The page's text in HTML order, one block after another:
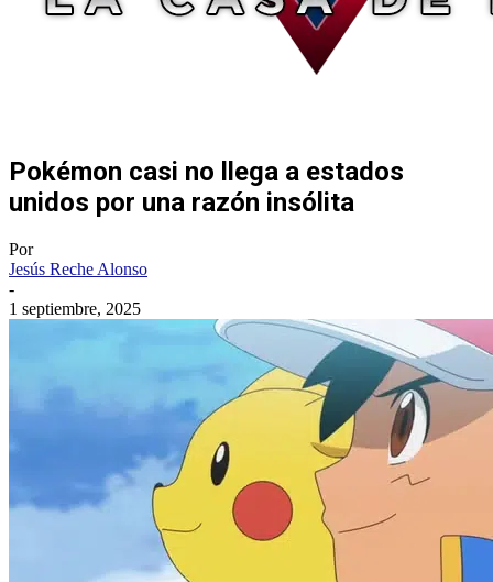
Pokémon casi no llega a estados
unidos por una razón insólita
Por
Jesús Reche Alonso
-
1 septiembre, 2025